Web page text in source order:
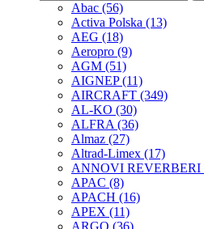
Abac (56)
Activa Polska (13)
AEG (18)
Aeropro (9)
AGM (51)
AIGNEP(11)
AIRCRAFT (349)
AL-KO (30)
ALFRA (36)
Almaz (27)
Altrad-Limex (17)
ANNOVI REVERBERI
APAC (8)
APACH (16)
APEX (11)
ARGO (36)